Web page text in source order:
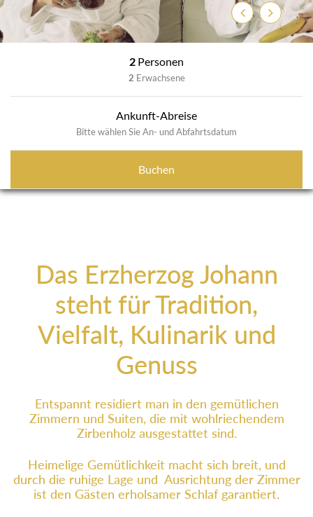
ZurückWeiter
2 Personen
2 Erwachsene
Ankunft-Abreise
Bitte wählen Sie An- und Abfahrtsdatum
Buchen
Das Erzherzog Johann
steht für Tradition,
Vielfalt, Kulinarik und
Genuss
Entspannt residiert man in den gemütlichen
Zimmern und Suiten, die mit wohlriechendem
Zirbenholz ausgestattet sind.
Heimelige Gemütlichkeit macht sich breit, und
durch die ruhige Lage und Ausrichtung der Zimmer
ist den Gästen erholsamer Schlaf garantiert.